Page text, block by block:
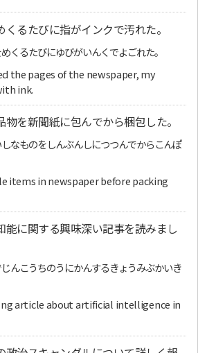
るたびに指がインクで汚れた。
くるたびにゆびがいんくでよごれた。
the pages of the newspaper, my
ink.
を新聞紙に包んでから梱包した。
なものをしんぶんしにつつんでからこんぽ
items in newspaper before packing
能に関する興味深い記事を読みまし
んこうちのうにかんするきょうみぶかいき
article about artificial intelligence in